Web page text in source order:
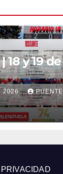
18 y 19 de
2026 PUENTE